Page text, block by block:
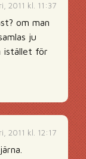
2011 kl. 11:37
om man
ju
istället för
2011 kl. 12:17